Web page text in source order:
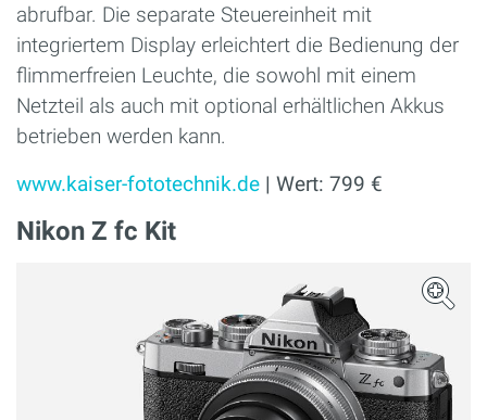
abrufbar. Die separate Steuereinheit mit
integriertem Display erleichtert die Bedienung der
flimmerfreien Leuchte, die sowohl mit einem
Netzteil als auch mit optional erhältlichen Akkus
betrieben werden kann.
www.kaiser-fototechnik.de | Wert: 799 €
Nikon Z fc Kit